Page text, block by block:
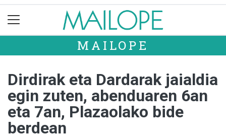
MAILOPE
Dirdirak eta Dardarak jaialdia
egin zuten, abenduaren 6an
eta 7an, Plazaolako bide
berdean